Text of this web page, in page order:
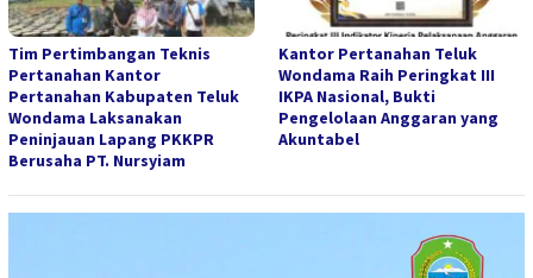
Tim Pertimbangan Teknis
Pertanahan Kantor
Pertanahan Kabupaten Teluk
Wondama Laksanakan
Peninjauan Lapang PKKPR
Berusaha PT. Nursyiam
Kantor Pertanahan Teluk
Wondama Raih Peringkat III
IKPA Nasional, Bukti
Pengelolaan Anggaran yang
Akuntabel